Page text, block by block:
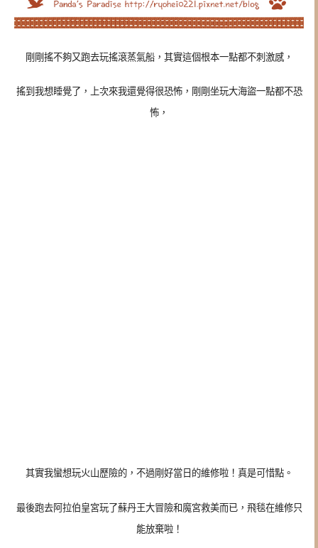
剛剛搖不夠又跑去玩搖滾蒸氣船，其實這個根本一點都不刺激感，
搖到我想睡覺了，上次來我還覺得很恐怖，剛剛坐玩大海盜一點都不恐
怖，
其實我蠻想玩火山歷險的，不過剛好當日的維修啦！真是可惜點。
最後跑去阿拉伯皇宮玩了蘇丹王大冒險和魔宮救美而已，飛毯在維修只
能放棄啦！